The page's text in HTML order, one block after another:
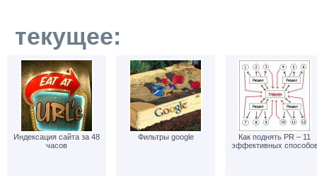
текущее:
Индексация сайта за 48
часов
Фильтры google
Как поднять PR – 11
эффективных